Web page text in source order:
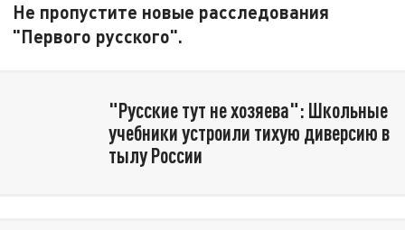
Не пропустите новые расследования
"Первого русского".
"Русские тут не хозяева": Школьные
учебники устроили тихую диверсию в
тылу России